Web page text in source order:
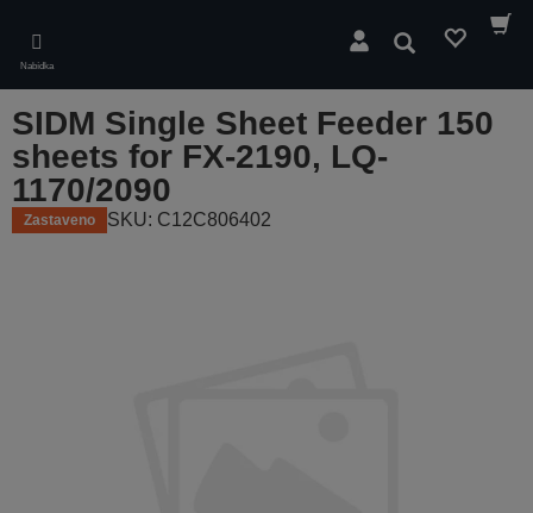
main
content
Nabídka
Hledat
SIDM Single Sheet Feeder 150
sheets for FX-2190, LQ-
1170/2090
Zastaveno SKU: C12C806402